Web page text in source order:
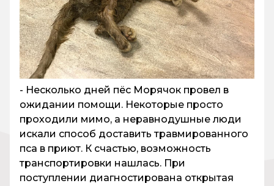
- Несколько дней пёс Морячок провел в
ожидании помощи. Некоторые просто
проходили мимо, а неравнодушные люди
искали способ доставить травмированного
пса в приют. К счастью, возможность
транспортировки нашлась. При
поступлении диагностирована открытая